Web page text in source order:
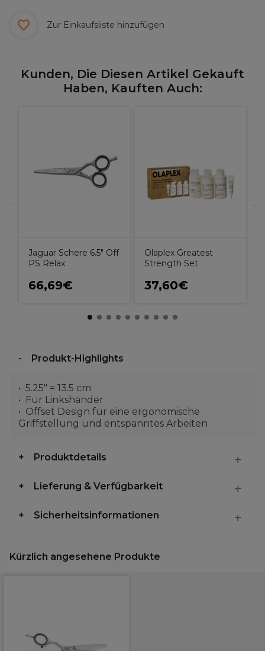
Zur Einkaufsliste hinzufügen
Kunden, Die Diesen Artikel Gekauft
Haben, Kauften Auch:
Jaguar Schere 6.5" Off
PS Relax
66,69€
Olaplex Greatest
Strength Set
37,60€
Produkt-Highlights
5.25" = 13.5 cm
Für Linkshänder
Offset Design für eine ergonomische
Griffstellung und entspanntes Arbeiten
Produktdetails
Lieferung & Verfügbarkeit
Sicherheitsinformationen
Kürzlich angesehene Produkte